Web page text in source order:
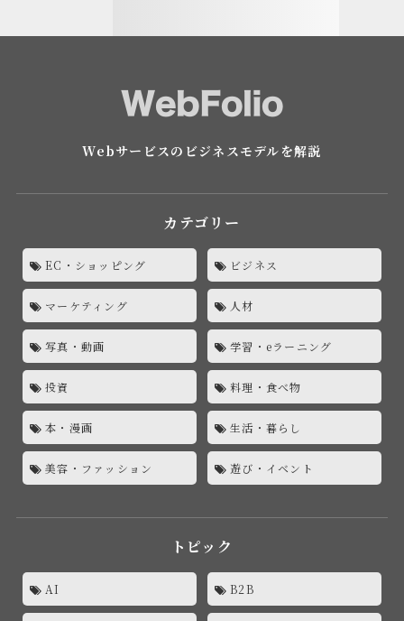
Webサービスのビジネスモデルを解説
カテゴリー
EC・ショッピング ビジネス
マーケティング 人材
写真・動画 学習・eラーニング
投資 料理・食べ物
本・漫画 生活・暮らし
美容・ファッション 遊び・イベント
トピック
AI B2B